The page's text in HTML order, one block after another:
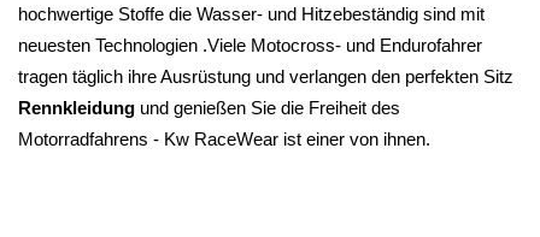
hochwertige Stoffe die Wasser- und Hitzebeständig sind mit
neuesten Technologien .Viele Motocross- und Endurofahrer
Rennkleidung und genießen Sie die Freiheit des
Motorradfahrens - Kw RaceWear ist einer von ihnen.